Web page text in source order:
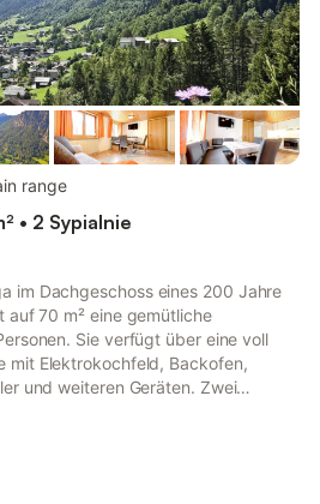
range
• 2 Sypialnie
im Dachgeschoss eines 200 Jahre
auf 70 m² eine gemütliche
Sie verfügt über eine voll
mit Elektrokochfeld, Backofen,
und weiteren Geräten. Zwei
oder Hochstuhl sorgen für